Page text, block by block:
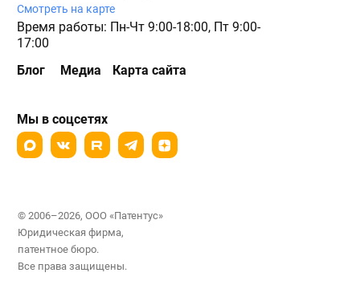
Смотреть на карте
Время работы: Пн-Чт 9:00-18:00, Пт 9:00-
17:00
Блог
Медиа Карта сайта
Мы в соцсетях
© 2006–2026, ООО «Патентус»
Юридическая фирма,
патентное бюро.
Все права защищены.